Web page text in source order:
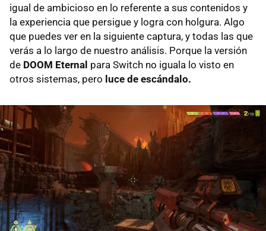
igual de ambicioso en lo referente a sus contenidos y
la experiencia que persigue y logra con holgura. Algo
que puedes ver en la siguiente captura, y todas las que
verás a lo largo de nuestro análisis. Porque la versión
de DOOM Eternal para Switch no iguala lo visto en
otros sistemas, pero luce de escándalo.